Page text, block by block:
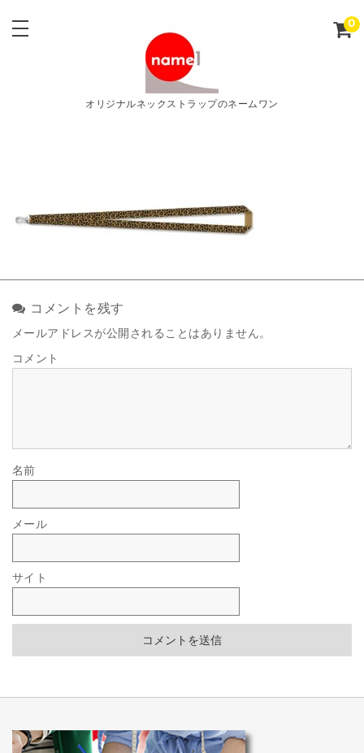
オリジナルネックストラップのネームワン
0
コメントを残す
メールアドレスが公開されることはありません。
コメント
名前
メール
サイト